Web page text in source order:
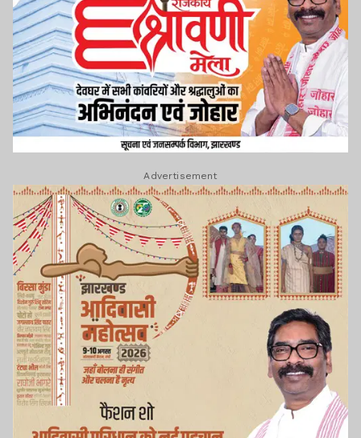
Advertisement